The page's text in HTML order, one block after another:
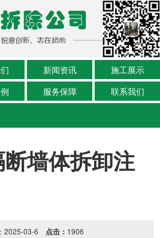
新闻资讯
施工展示
服务保障
联系我们
墙体拆卸注
2025-03-6 点击： 1906